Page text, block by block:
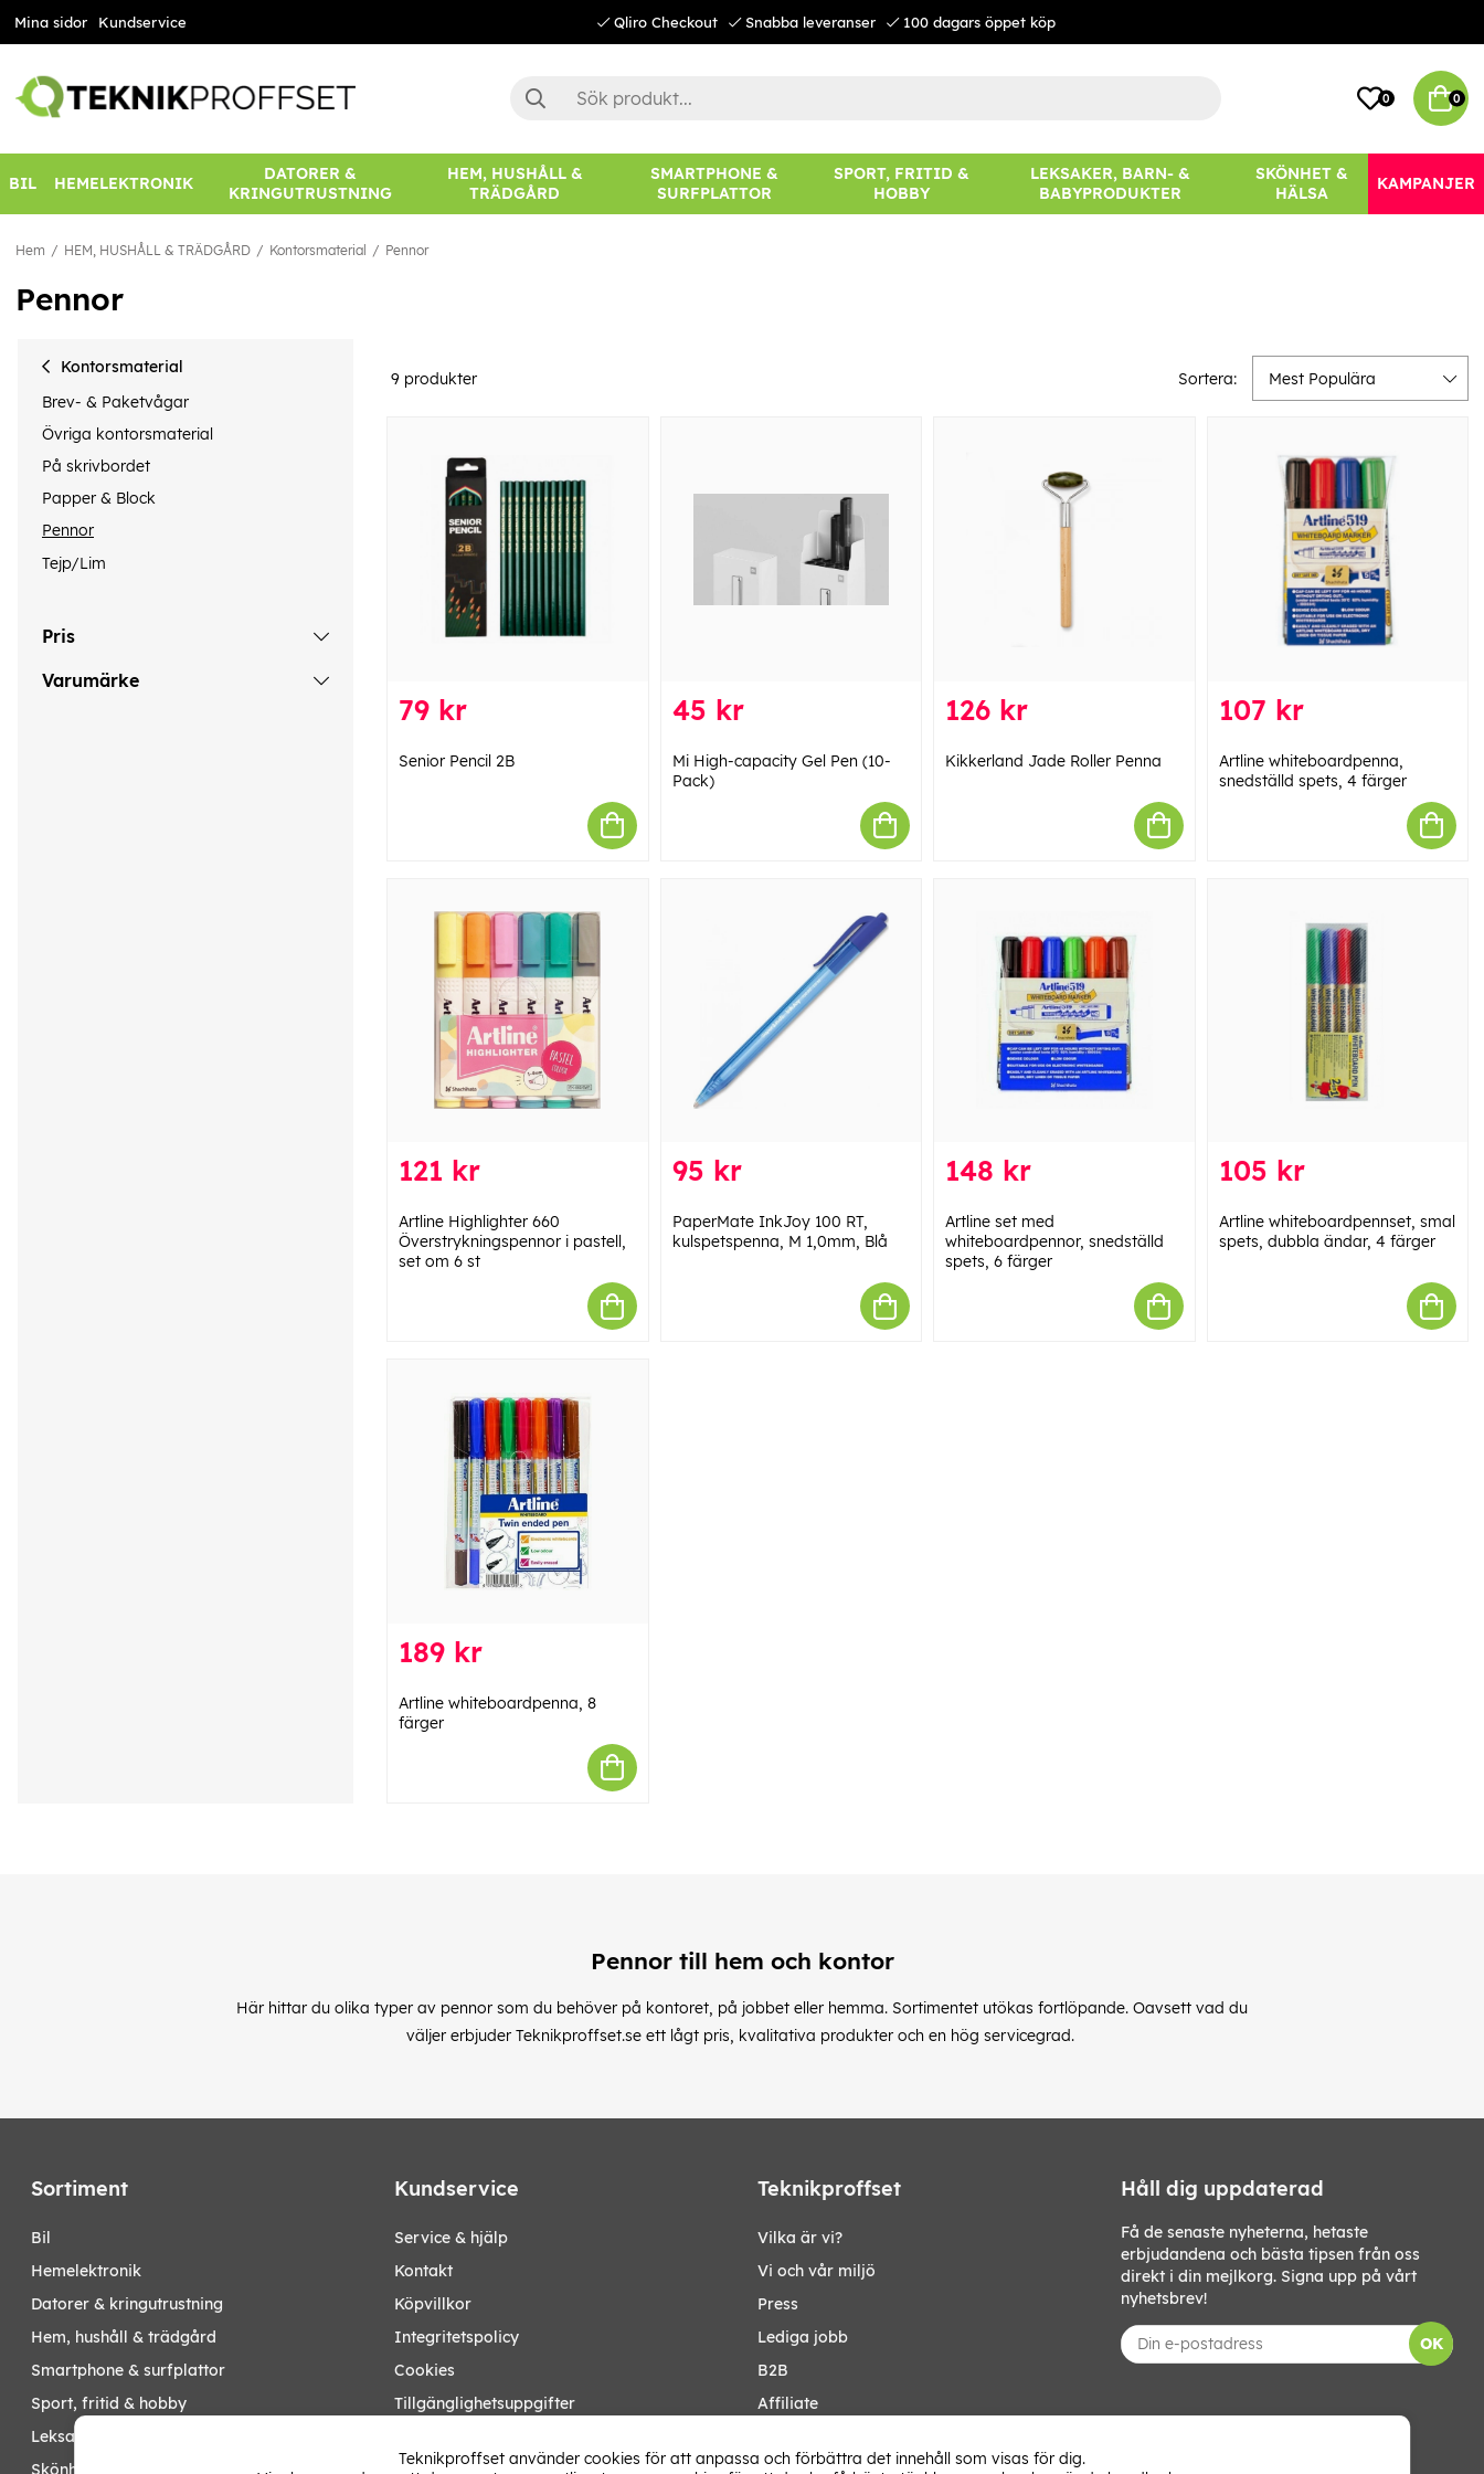
Mina sidor Kundservice Qliro Checkout Snabba leveranser 100 dagars öppet köp
0 0
BIL HEMELEKTRONIK
DATORER &
KRINGUTRUSTNING
HEM, HUSHÅLL &
TRÄDGÅRD
SMARTPHONE &
SURFPLATTOR
SPORT, FRITID &
HOBBY
LEKSAKER, BARN- &
BABYPRODUKTER
SKÖNHET &
HÄLSA
KAMPANJER
Hem HEM, HUSHÅLL & TRÄDGÅRD Kontorsmaterial Pennor
Pennor
Kontorsmaterial
Brev- & Paketvågar
Övriga kontorsmaterial
På skrivbordet
Papper & Block
Pennor
Tejp/Lim
Pris
Varumärke
9 produkter Sortera: Mest Populära
79 kr
Senior Pencil 2B
45 kr
Mi High-capacity Gel Pen (10-
Pack)
126 kr
Kikkerland Jade Roller Penna
107 kr
Artline whiteboardpenna,
snedställd spets, 4 färger
121 kr
Artline Highlighter 660
Överstrykningspennor i pastell,
set om 6 st
95 kr
PaperMate InkJoy 100 RT,
kulspetspenna, M 1,0mm, Blå
148 kr
Artline set med
whiteboardpennor, snedställd
spets, 6 färger
105 kr
Artline whiteboardpennset, smal
spets, dubbla ändar, 4 färger
189 kr
Artline whiteboardpenna, 8
färger
Pennor till hem och kontor
Här hittar du olika typer av pennor som du behöver på kontoret, på jobbet eller hemma. Sortimentet utökas fortlöpande. Oavsett vad du
väljer erbjuder Teknikproffset.se ett lågt pris, kvalitativa produkter och en hög servicegrad.
Sortiment
bil
hemelektronik
datorer & kringutrustning
hem, hushåll & trädgård
smartphone & surfplattor
sport, fritid & hobby
leksaker, barn- & babyprodukter
skönhet & hälsa
Kundservice
Service & hjälp
Kontakt
Köpvillkor
Integritetspolicy
Cookies
Tillgänglighetsuppgifter
Teknikproffset
Vilka är vi?
Vi och vår miljö
Press
Lediga jobb
B2B
Affiliate
Ändra Land
Håll dig uppdaterad
Få de senaste nyheterna, hetaste
erbjudandena och bästa tipsen från oss
direkt i din mejlkorg. Signa upp på vårt
nyhetsbrev!
OK
Teknikproffset använder cookies för att anpassa och förbättra det innehåll som visas för dig.